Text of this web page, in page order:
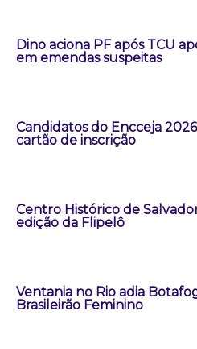
Dino aciona PF após TCU
em emendas suspeitas
Candidatos do Encceja
cartão de inscrição
Centro Histórico de
edição da Flipelô
Ventania no Rio adia
Brasileirão Feminino